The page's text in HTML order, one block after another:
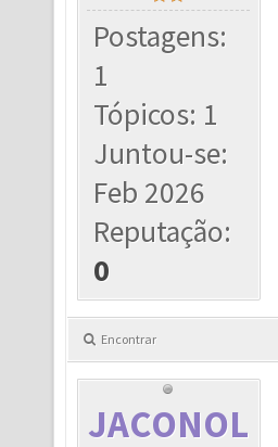
Postagens:
1
Tópicos: 1
Juntou-se:
Feb 2026
Reputação:
0
Encontrar
JACONOL